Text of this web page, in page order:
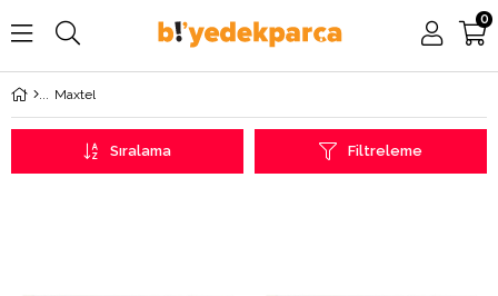
0
Maxtel
Filtreleme
Sıralama